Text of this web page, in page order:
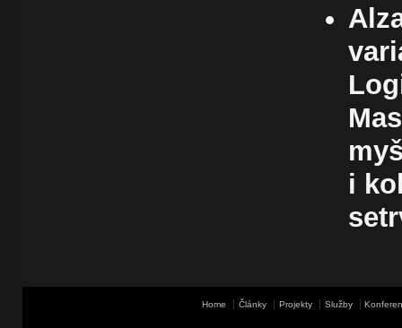
i
Home Články Projekty Služby